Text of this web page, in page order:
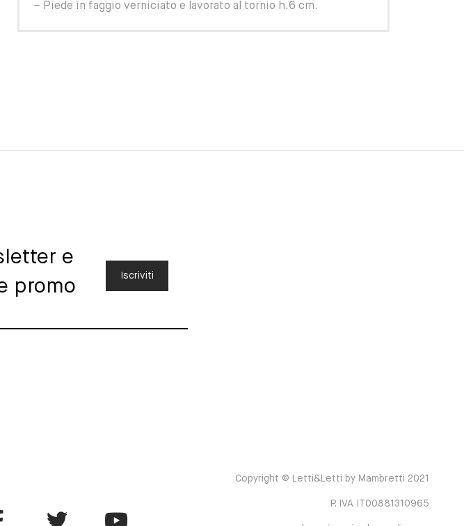
– Piede in faggio verniciato e lavorato al tornio h.6 cm.
e
promo
Iscriviti
Copyright © Letti&Letti by Mambretti 2021
P. IVA IT00881310965